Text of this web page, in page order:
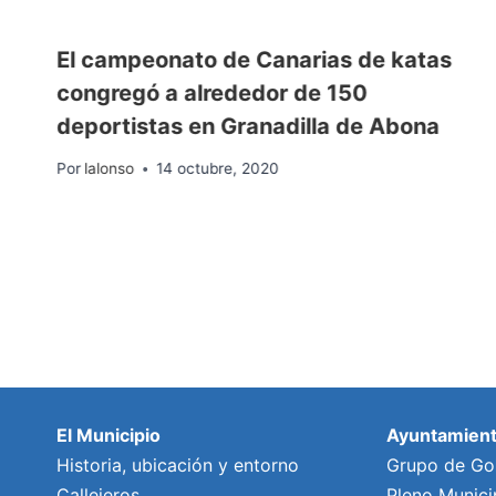
El campeonato de Canarias de katas
congregó a alrededor de 150
deportistas en Granadilla de Abona
Por lalonso 14 octubre, 2020
El Municipio
Historia, ubicación y entorno
Grupo de